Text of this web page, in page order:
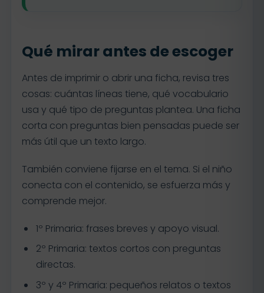
Qué mirar antes de escoger
Antes de imprimir o abrir una ficha, revisa tres
cosas: cuántas líneas tiene, qué vocabulario
usa y qué tipo de preguntas plantea. Una ficha
corta con preguntas bien pensadas puede ser
más útil que un texto largo.
También conviene fijarse en el tema. Si el niño
conecta con el contenido, se esfuerza más y
comprende mejor.
1º Primaria: frases breves y apoyo visual.
2º Primaria: textos cortos con preguntas
directas.
3º y 4º Primaria: pequeños relatos o textos